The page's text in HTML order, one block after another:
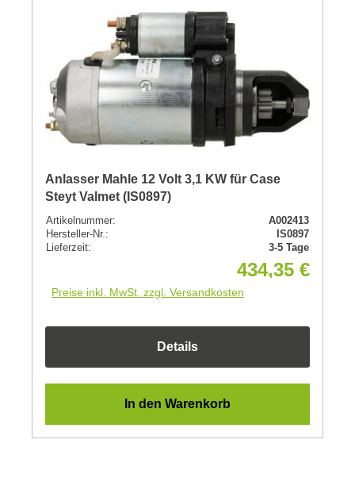
Anlasser Mahle 12 Volt 3,1 KW für Case
Steyt Valmet (IS0897)
Artikelnummer:
A002413
Hersteller-Nr.:
IS0897
Lieferzeit:
3-5 Tage
434,35 €
Preise inkl. MwSt. zzgl. Versandkosten
Details
In den Warenkorb